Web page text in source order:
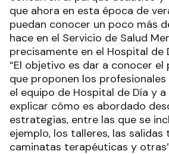
que ahora en esta época de
puedan conocer un poco más
hace en el Servicio de Salud
precisamente en el Hospital de
“El objetivo es dar a conocer el
que proponen los
el equipo de Hospital de Día y a
explicar cómo es abordado
estrategias, entre las que se
ejemplo, los talleres, las salidas
caminatas terapéuticas y